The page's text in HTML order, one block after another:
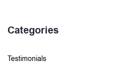
Categories
Testimonials